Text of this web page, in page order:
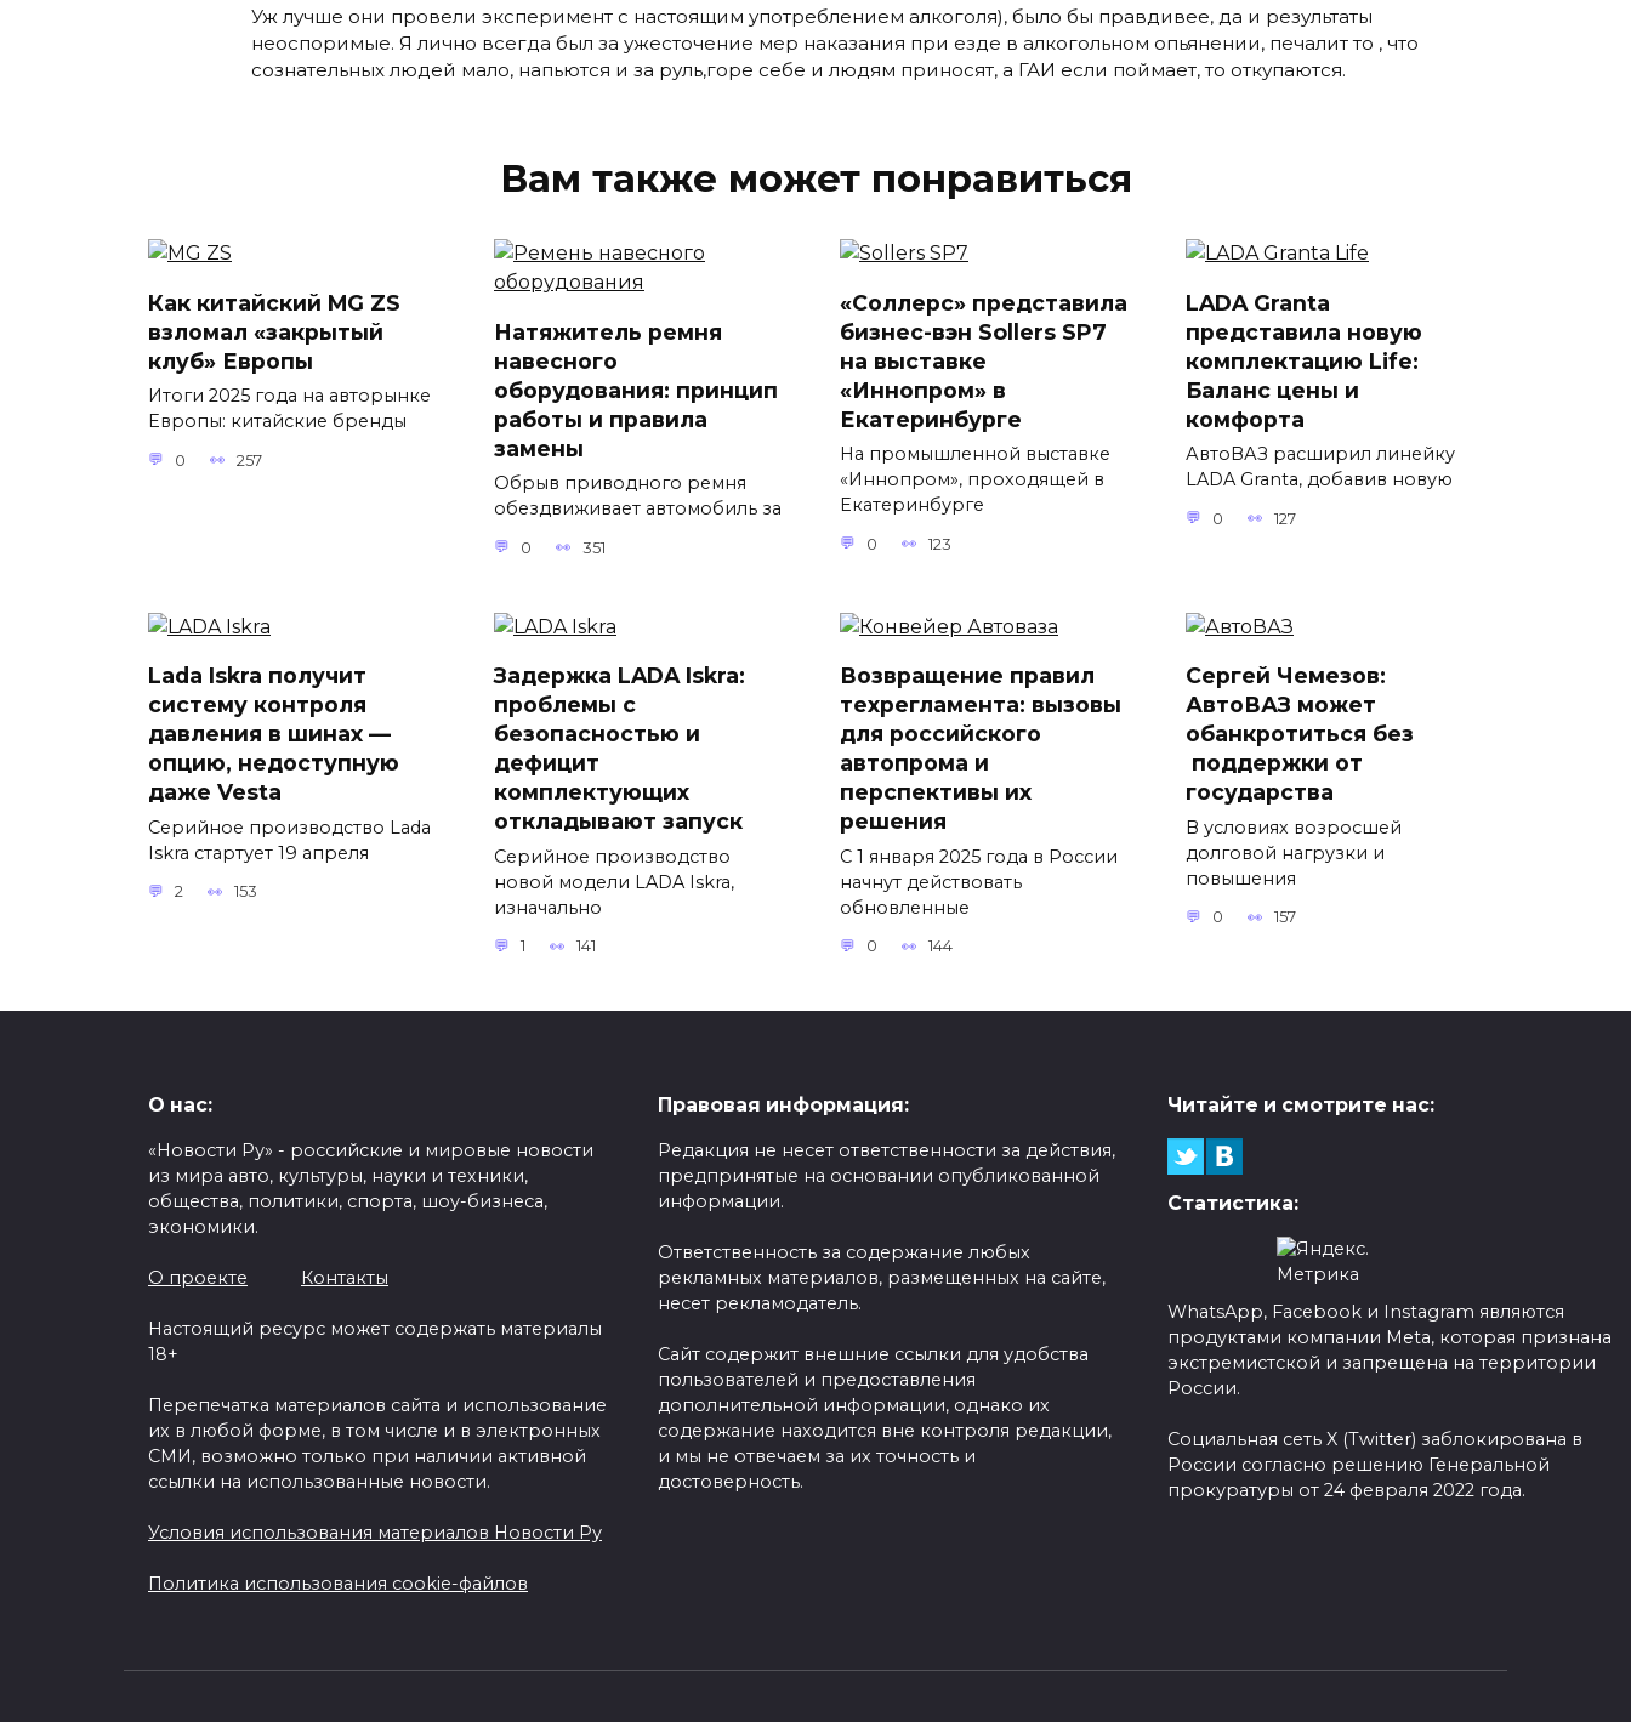
Уж лучше они провели эксперимент с настоящим употреблением алкоголя), было бы правдивее, да и результаты
неоспоримые. Я лично всегда был за ужесточение мер наказания при езде в алкогольном опьянении, печалит то , что
сознательных людей мало, напьются и за руль,горе себе и людям приносят, а ГАИ если поймает, то откупаются.
Вам также может понравиться
Как китайский MG ZS
взломал «закрытый
клуб» Европы
Итоги 2025 года на авторынке
Европы: китайские бренды
0 257
Натяжитель ремня
навесного
оборудования: принцип
работы и правила
замены
Обрыв приводного ремня
обездвиживает автомобиль за
0 351
«Соллерс» представила
бизнес-вэн Sollers SP7
на выставке
«Иннопром» в
Екатеринбурге
На промышленной выставке
«Иннопром», проходящей в
Екатеринбурге
0 123
LADA Granta
представила новую
комплектацию Life:
Баланс цены и
комфорта
АвтоВАЗ расширил линейку
LADA Granta, добавив новую
0 127
Lada Iskra получит
систему контроля
давления в шинах —
опцию, недоступную
даже Vesta
Серийное производство Lada
Iskra стартует 19 апреля
2 153
Задержка LADA Iskra:
проблемы с
безопасностью и
дефицит
комплектующих
откладывают запуск
Серийное производство
новой модели LADA Iskra,
изначально
1 141
Возвращение правил
техрегламента: вызовы
для российского
автопрома и
перспективы их
решения
С 1 января 2025 года в России
начнут действовать
обновленные
0 144
Сергей Чемезов:
АвтоВАЗ может
обанкротиться без
поддержки от
государства
В условиях возросшей
долговой нагрузки и
повышения
0 157
О нас:
«Новости Ру» - российские и мировые новости
из мира авто, культуры, науки и техники,
общества, политики, спорта, шоу-бизнеса,
экономики.
О проекте Контакты
Настоящий ресурс может содержать материалы
18+
Перепечатка материалов сайта и использование
их в любой форме, в том числе и в электронных
СМИ, возможно только при наличии активной
ссылки на использованные новости.
Условия использования материалов Новости Ру
Политика использования cookie-файлов
Правовая информация:
Редакция не несет ответственности за действия,
предпринятые на основании опубликованной
информации.
Ответственность за содержание любых
рекламных материалов, размещенных на сайте,
несет рекламодатель.
Сайт содержит внешние ссылки для удобства
пользователей и предоставления
дополнительной информации, однако их
содержание находится вне контроля редакции,
и мы не отвечаем за их точность и
достоверность.
Читайте и смотрите нас:
Статистика:
WhatsApp, Facebook и Instagram являются
продуктами компании Meta, которая признана
экстремистской и запрещена на территории
России.
Социальная сеть X (Twitter) заблокирована в
России согласно решению Генеральной
прокуратуры от 24 февраля 2022 года.